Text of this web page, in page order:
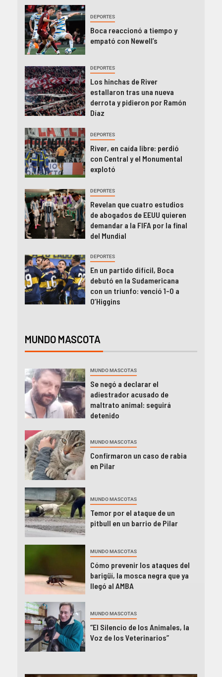
DEPORTES
Boca reaccionó a tiempo y
empató con Newell’s
DEPORTES
Los hinchas de River
estallaron tras una nueva
derrota y pidieron por Ramón
Díaz
DEPORTES
River, en caída libre: perdió
con Central y el Monumental
explotó
DEPORTES
Revelan que cuatro estudios
de abogados de EEUU quieren
demandar a la FIFA por la final
del Mundial
DEPORTES
En un partido difícil, Boca
debutó en la Sudamericana
con un triunfo: venció 1-0 a
O’Higgins
MUNDO MASCOTA
MUNDO MASCOTAS
Se negó a declarar el
adiestrador acusado de
maltrato animal: seguirá
detenido
MUNDO MASCOTAS
Confirmaron un caso de rabia
en Pilar
MUNDO MASCOTAS
Temor por el ataque de un
pitbull en un barrio de Pilar
MUNDO MASCOTAS
Cómo prevenir los ataques del
barigüí, la mosca negra que ya
llegó al AMBA
MUNDO MASCOTAS
“El Silencio de los Animales, la
Voz de los Veterinarios”